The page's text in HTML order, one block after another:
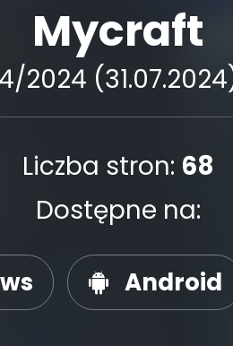
Mycraft
4/2024
Liczba stron: 68
Dostępne na:
Android